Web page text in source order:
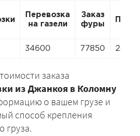
Перевозка
на газели
Заказ
фуры
34600 77850 24220
заказа
из Джанкоя в Коломну
о вашем грузе и
способ крепления
груза.